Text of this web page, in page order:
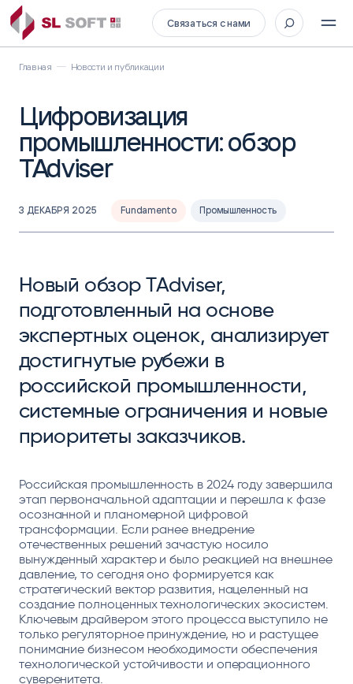
Связаться с нами
Главная Новости и публикации
Цифровизация
промышленности: обзор
TAdviser
3 ДЕКАБРЯ 2025 Fundamento Промышленность
Новый обзор TAdviser,
подготовленный на основе
экспертных оценок, анализирует
достигнутые рубежи в
российской промышленности,
системные ограничения и новые
приоритеты заказчиков.
Российская промышленность в 2024 году завершила
этап первоначальной адаптации и перешла к фазе
осознанной и планомерной цифровой
трансформации. Если ранее внедрение
отечественных решений зачастую носило
вынужденный характер и было реакцией на внешнее
давление, то сегодня оно формируется как
стратегический вектор развития, нацеленный на
создание полноценных технологических экосистем.
Ключевым драйвером этого процесса выступило не
только регуляторное принуждение, но и растущее
понимание бизнесом необходимости обеспечения
технологической устойчивости и операционного
суверенитета.